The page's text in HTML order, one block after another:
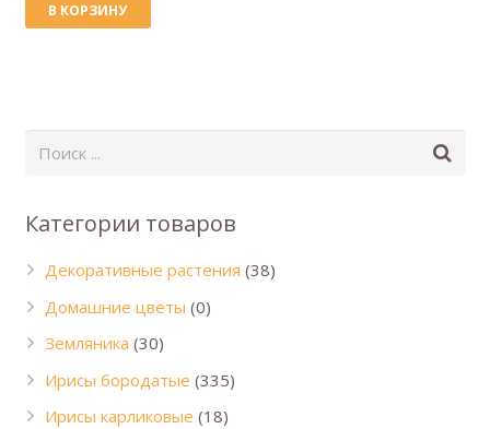
В КОРЗИНУ
Категории товаров
Декоративные растения (38)
Домашние цветы (0)
Земляника (30)
Ирисы бородатые (335)
Ирисы карликовые (18)